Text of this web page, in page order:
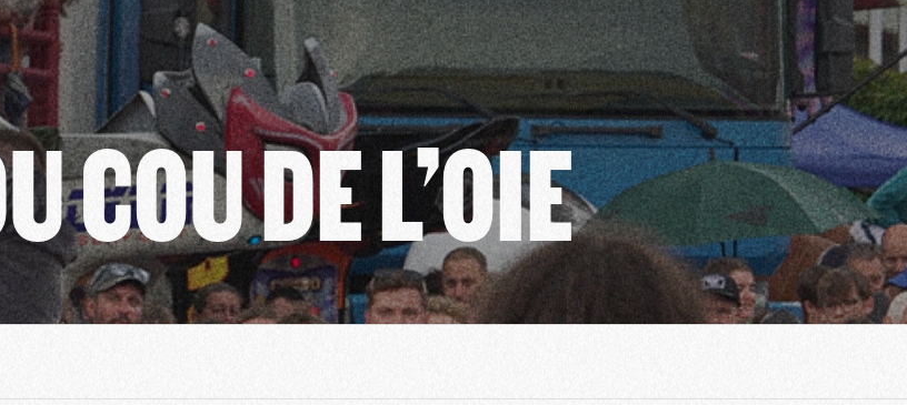
COU DE L’OIE